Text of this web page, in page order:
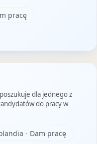
pracę
dla jednego z
do pracy w
- Dam pracę